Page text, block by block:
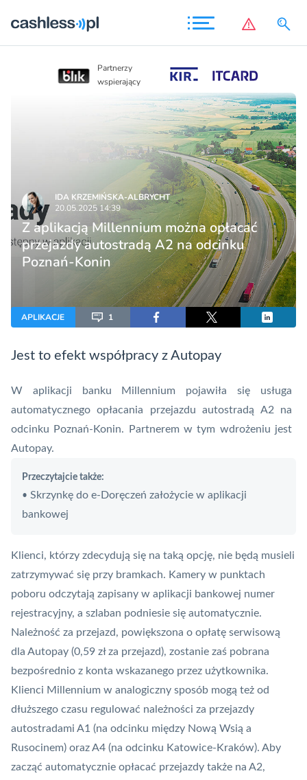
Partnerzy
wspierający
IDA KRZEMIŃSKA-ALBRYCHT
20.05.2025 14:39
Z aplikacją Millennium można opłacać
przejazdy autostradą A2 na odcinku
Poznań-Konin
APLIKACJE 1
Jest to efekt współpracy z Autopay
W aplikacji banku Millennium pojawiła się usługa
automatycznego opłacania przejazdu autostradą A2 na
odcinku Poznań-Konin. Partnerem w tym wdrożeniu jest
Autopay.
Przeczytajcie także:
• Skrzynkę do e-Doręczeń założycie w aplikacji
bankowej
Klienci, którzy zdecydują się na taką opcję, nie będą musieli
zatrzymywać się przy bramkach. Kamery w punktach
poboru odczytają zapisany w aplikacji bankowej numer
rejestracyjny, a szlaban podniesie się automatycznie.
Należność za przejazd, powiększona o opłatę serwisową
dla Autopay (0,59 zł za przejazd), zostanie zaś pobrana
bezpośrednio z konta wskazanego przez użytkownika.
Klienci Millennium w analogiczny sposób mogą też od
dłuższego czasu regulować należności za przejazdy
autostradami A1 (na odcinku między Nową Wsią a
Rusocinem) oraz A4 (na odcinku Katowice-Kraków). Aby
zacząć automatycznie opłacać przejazdy także na A2,